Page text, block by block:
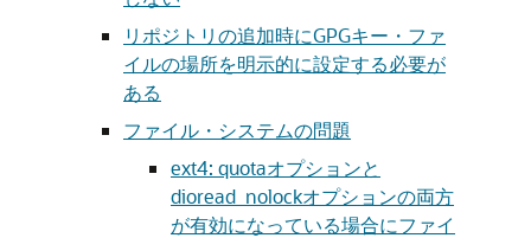
リポジトリの追加時にGPGキー・ファ
イルの場所を明示的に設定する必要が
ある
ファイル・システムの問題
ext4: quotaオプションと
dioread_nolockオプションの両方
が有効になっている場合にファイ